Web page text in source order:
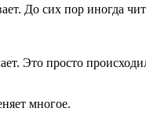
До сих пор иногда
Это просто
многое.